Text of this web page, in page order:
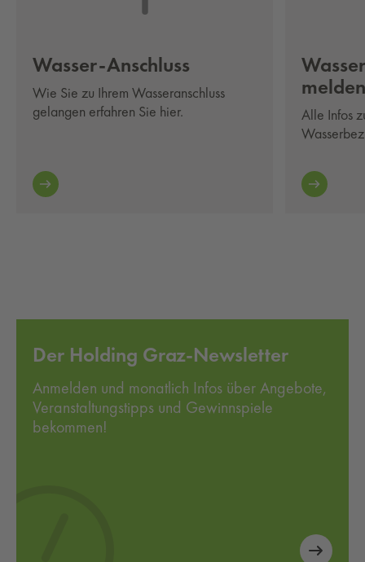
Was­ser-An­schluss
Wie Sie zu Ihrem Wasseranschluss
gelangen erfahren Sie hier.
mel­den
Alle Infos
Der Holding Graz-Newsletter
Anmelden und monatlich Infos über Angebote,
Veranstaltungstipps und Gewinnspiele
bekommen!